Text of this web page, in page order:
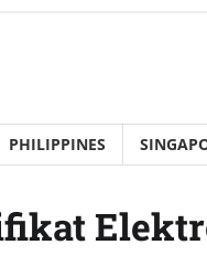
PHILIPPINES